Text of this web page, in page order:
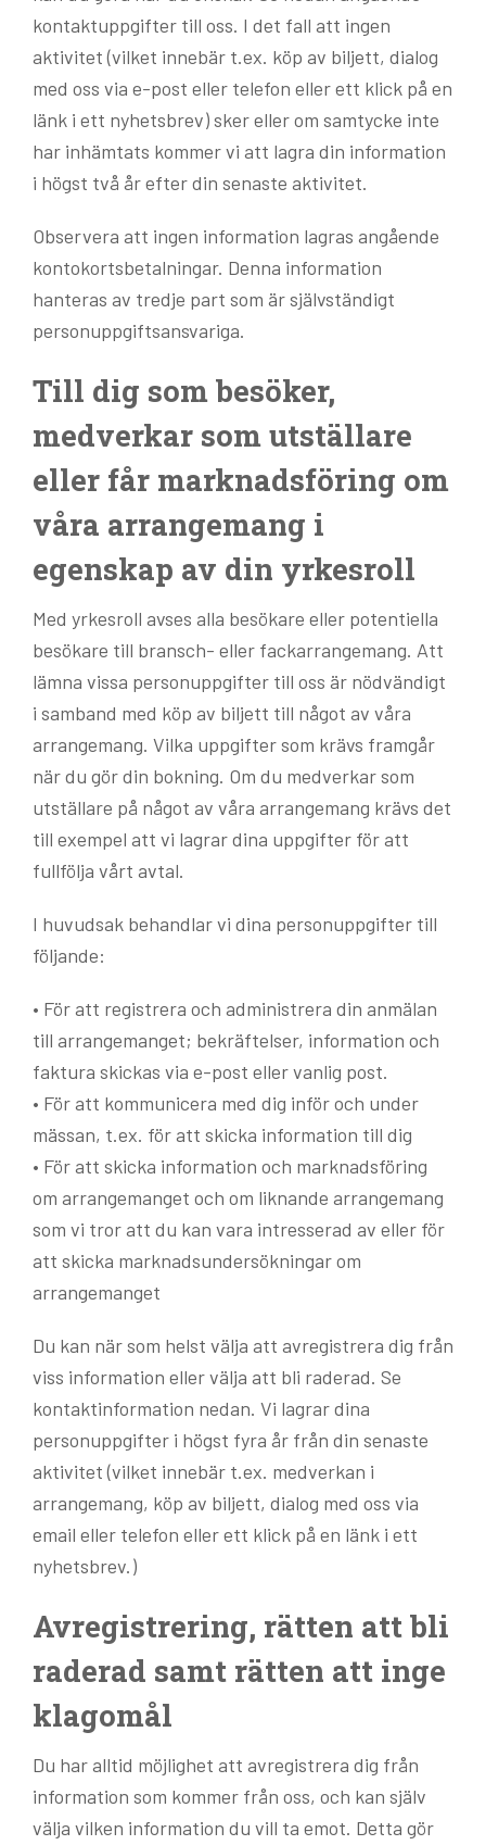
kontaktuppgifter till oss. I det fall att ingen
aktivitet (vilket innebär t.ex. köp av biljett, dialog
med oss via e-post eller telefon eller ett klick på en
länk i ett nyhetsbrev) sker eller om samtycke inte
har inhämtats kommer vi att lagra din information
i högst två år efter din senaste aktivitet.
Observera att ingen information lagras angående
kontokortsbetalningar. Denna information
hanteras av tredje part som är självständigt
personuppgiftsansvariga.
Till dig som besöker,
medverkar som utställare
eller får marknadsföring om
våra arrangemang i
egenskap av din yrkesroll
Med yrkesroll avses alla besökare eller potentiella
besökare till bransch- eller fackarrangemang. Att
lämna vissa personuppgifter till oss är nödvändigt
i samband med köp av biljett till något av våra
arrangemang. Vilka uppgifter som krävs framgår
när du gör din bokning. Om du medverkar som
utställare på något av våra arrangemang krävs det
till exempel att vi lagrar dina uppgifter för att
fullfölja vårt avtal.
I huvudsak behandlar vi dina personuppgifter till
följande:
• För att registrera och administrera din anmälan
till arrangemanget; bekräftelser, information och
faktura skickas via e-post eller vanlig post.
• För att kommunicera med dig inför och under
mässan, t.ex. för att skicka information till dig
• För att skicka information och marknadsföring
om arrangemanget och om liknande arrangemang
som vi tror att du kan vara intresserad av eller för
att skicka marknadsundersökningar om
arrangemanget
Du kan när som helst välja att avregistrera dig från
viss information eller välja att bli raderad. Se
kontaktinformation nedan. Vi lagrar dina
personuppgifter i högst fyra år från din senaste
aktivitet (vilket innebär t.ex. medverkan i
arrangemang, köp av biljett, dialog med oss via
email eller telefon eller ett klick på en länk i ett
nyhetsbrev.)
Avregistrering, rätten att bli
raderad samt rätten att inge
klagomål
Du har alltid möjlighet att avregistrera dig från
information som kommer från oss, och kan själv
välja vilken information du vill ta emot. Detta gör